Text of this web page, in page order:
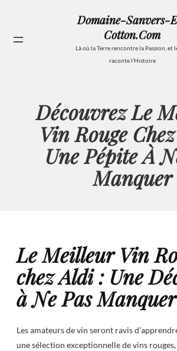
contenu
Domaine-Sanvers-
Cotton.com
Là où la Terre rencontre la Passion, et
raconte l'Histoire
Découvrez Le
Vin Rouge
Une Pépite À
Manquer
Le Meilleur Vin
chez Aldi : Une
à Ne Pas Manquer
Les amateurs de vin seront ravis
une sélection exceptionnelle de vins